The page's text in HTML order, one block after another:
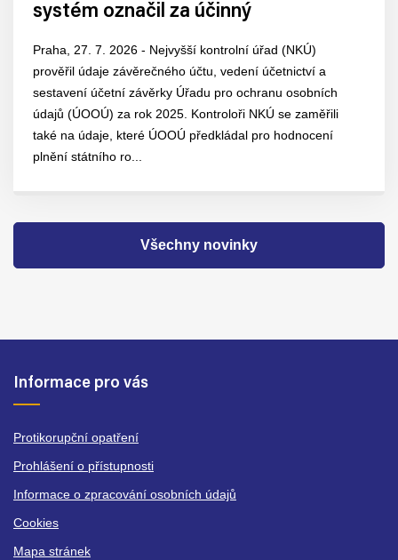
systém označil za účinný
Praha, 27. 7. 2026 - Nejvyšší kontrolní úřad (NKÚ)
prověřil údaje závěrečného účtu, vedení účetnictví a
sestavení účetní závěrky Úřadu pro ochranu osobních
údajů (ÚOOÚ) za rok 2025. Kontroloři NKÚ se zaměřili
také na údaje, které ÚOOÚ předkládal pro hodnocení
plnění státního ro...
Všechny novinky
Informace pro vás
Protikorupční opatření
Prohlášení o přístupnosti
Informace o zpracování osobních údajů
Cookies
Mapa stránek